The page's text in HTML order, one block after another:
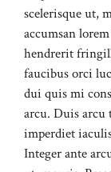
scelerisque ut,
accumsan
hendrerit
faucibus orci
dui quis mi
arcu. Duis arcu
imperdiet
Integer ante